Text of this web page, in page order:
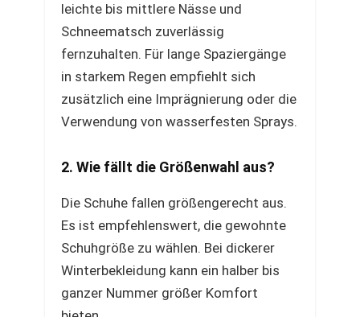
leichte bis mittlere Nässe und
Schneematsch zuverlässig
fernzuhalten. Für lange Spaziergänge
in starkem Regen empfiehlt sich
zusätzlich eine Imprägnierung oder die
Verwendung von wasserfesten Sprays.
2. Wie fällt die Größenwahl aus?
Die Schuhe fallen größengerecht aus.
Es ist empfehlenswert, die gewohnte
Schuhgröße zu wählen. Bei dickerer
Winterbekleidung kann ein halber bis
ganzer Nummer größer Komfort